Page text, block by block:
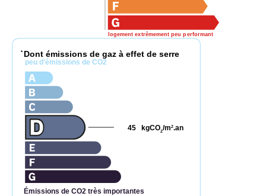
logement extrêmement peu performant
* Dont émissions de gaz à effet de serre
peu d'émissions de CO2
Émissions de CO2 très importantes
kgCO2/m2.an
45